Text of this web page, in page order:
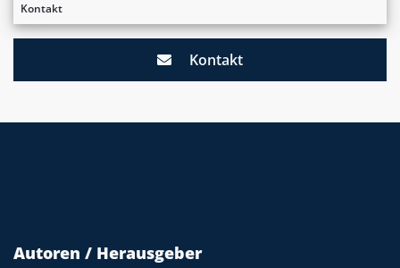
Kontakt
Kontakt
Autoren / Herausgeber